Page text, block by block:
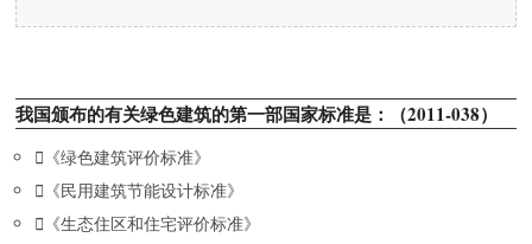
我国颁布的有关绿色建筑的第一部国家标准是：（2011-038）
 《绿色建筑评价标准》
 《民用建筑节能设计标准》
 《生态住区和住宅评价标准》